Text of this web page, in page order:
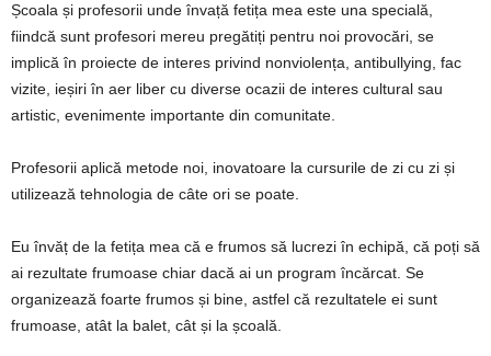
Școala și profesorii unde învață fetița mea este una specială,
fiindcă sunt profesori mereu pregătiți pentru noi provocări, se
implică în proiecte de interes privind nonviolența, antibullying, fac
vizite, ieșiri în aer liber cu diverse ocazii de interes cultural sau
artistic, evenimente importante din comunitate.
Profesorii aplică metode noi, inovatoare la cursurile de zi cu zi și
utilizează tehnologia de câte ori se poate.
Eu învăț de la fetița mea că e frumos să lucrezi în echipă, că poți să
ai rezultate frumoase chiar dacă ai un program încărcat. Se
organizează foarte frumos și bine, astfel că rezultatele ei sunt
frumoase, atât la balet, cât și la școală.